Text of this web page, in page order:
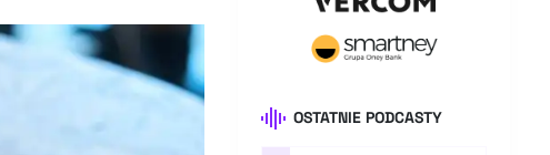
OSTATNIE PODCASTY